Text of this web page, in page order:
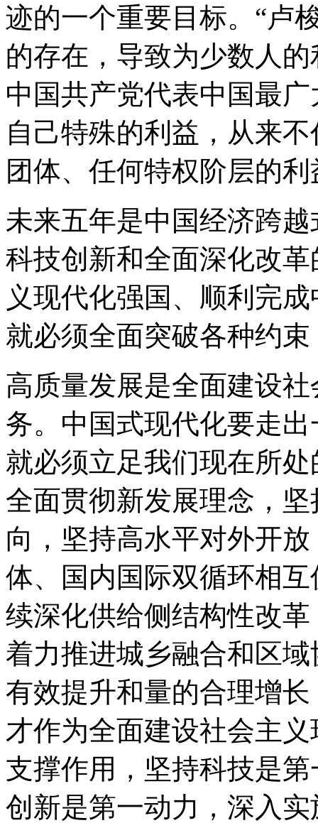
迹的一个重要目标。“卢
的存在，导致为少数人
中国共产党代表中国最
自己特殊的利益，从来
团体、任何特权阶层的利
未来五年是中国经济跨
科技创新和全面深化改
义现代化强国、顺利完
就必须全面突破各种约
高质量发展是全面建设
务。中国式现代化要走
就必须立足我们现在所
全面贯彻新发展理念，
向，坚持高水平对外开
体、国内国际双循环相
续深化供给侧结构性改
着力推进城乡融合和区
有效提升和量的合理增
才作为全面建设社会主
支撑作用，坚持科技是
创新是第一动力，深入